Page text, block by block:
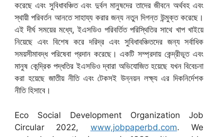
করেছে এবং সুবিধাবঞ্চিত এবং দুর্বল মানুষদের তাদের জীবনে অর্থবহ এবং
স্থায়ী পরিবর্তন আনতে সাহায্য করার জন্য নতুন দিগন্ত উন্মুক্ত করেছে।
এই দীর্ঘ সময়ের মধ্যে, ইএসডিও পরিবর্তিত পরিস্থিতির সাথে খাপ খাইয়ে
নিয়েছে এবং বিশেষ করে দরিদ্র এবং সুবিধাবঞ্চিতদের জন্য সর্বাধিক
সময়সীমাবদ্ধ পরিষেবা প্রদান করেছে। একটি সম্প্রদায় কেন্দ্রীভূত এবং
মানুষ কেন্দ্রিক পদ্ধতির ইএসডিও দ্বারা অভিযোজিত হয়েছে যখন বিবেচনা
করা হয়েছে জাতীয় নীতি এবং টেকসই উন্নয়ন লক্ষ্য এর দিকনির্দেশক
নীতি হিসাবে।
Eco Social Development Organization Job
Circular 2022, www,jobpaperbd.com. We